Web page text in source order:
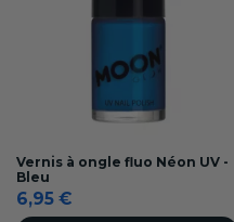
Vernis à ongle fluo Néon UV -
Bleu
6,95 €